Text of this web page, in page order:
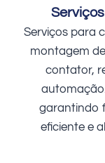
Serviços para
montagem
contator,
garantindo
eficiente e